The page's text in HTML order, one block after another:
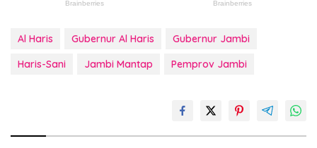
Al Haris Gubernur Al Haris
Gubernur Jambi
Haris-Sani
Jambi Mantap Pemprov Jambi